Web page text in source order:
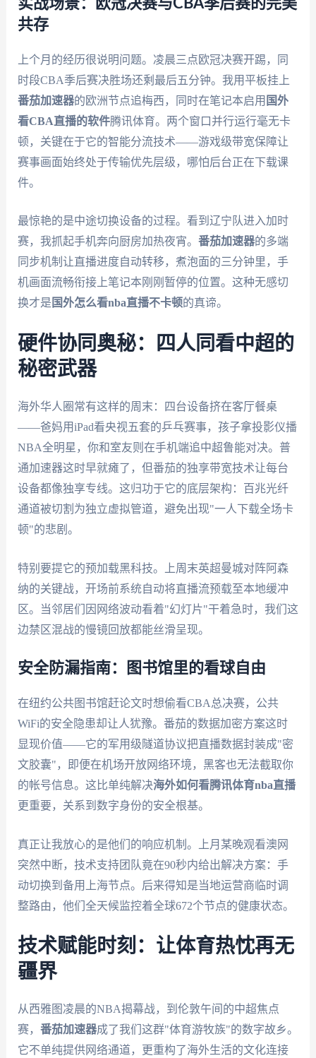
实战场景：欧冠决赛与CBA季后赛的完美
共存
上个月的经历很说明问题。凌晨三点欧冠决赛开踢，同
时段CBA季后赛决胜场还剩最后五分钟。我用平板挂上
番茄加速器的欧洲节点追梅西，同时在笔记本启用 国外
看CBA直播的软件腾讯体育。两个窗口并行运行毫无卡
顿，关键在于它的智能分流技术——游戏级带宽保障让
赛事画面始终处于传输优先层级，哪怕后台正在下载课
件。
最惊艳的是中途切换设备的过程。看到辽宁队进入加时
赛，我抓起手机奔向厨房加热夜宵。 番茄加速器的多端
同步机制让直播进度自动转移，煮泡面的三分钟里，手
机画面流畅衔接上笔记本刚刚暂停的位置。这种无感切
换才是 国外怎么看nba直播不卡顿的真谛。
硬件协同奥秘：四人同看中超的
秘密武器
海外华人圈常有这样的周末：四台设备挤在客厅餐桌
——爸妈用iPad看央视五套的乒乓赛事，孩子拿投影仪播
NBA全明星，你和室友则在手机端追中超鲁能对决。普
通加速器这时早就瘫了，但番茄的独享带宽技术让每台
设备都像独享专线。这归功于它的底层架构：百兆光纤
通道被切割为独立虚拟管道，避免出现"一人下载全场卡
顿"的悲剧。
特别要提它的预加载黑科技。上周末英超曼城对阵阿森
纳的关键战，开场前系统自动将直播流预载至本地缓冲
区。当邻居们因网络波动看着"幻灯片"干着急时，我们这
边禁区混战的慢镜回放都能丝滑呈现。
安全防漏指南：图书馆里的看球自由
在纽约公共图书馆赶论文时想偷看CBA总决赛，公共
WiFi的安全隐患却让人犹豫。番茄的数据加密方案这时
显现价值——它的军用级隧道协议把直播数据封装成"密
文胶囊"，即便在机场开放网络环境，黑客也无法截取你
的帐号信息。这比单纯解决海外如何看腾讯体育nba直播
更重要，关系到数字身份的安全根基。
真正让我放心的是他们的响应机制。上月某晚观看澳网
突然中断，技术支持团队竟在90秒内给出解决方案：手
动切换到备用上海节点。后来得知是当地运营商临时调
整路由，他们全天候监控着全球672个节点的健康状态。
技术赋能时刻：让体育热忱再无
疆界
从西雅图凌晨的NBA揭幕战，到伦敦午间的中超焦点
赛， 番茄加速器成了我们这群"体育游牧族"的数字故乡。
它不单纯提供网络通道，更重构了海外生活的文化连接